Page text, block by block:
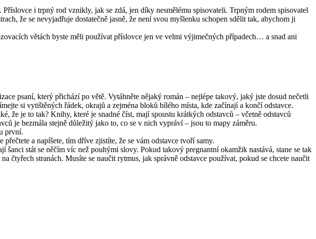
i trpný rod vznikly, jak se zdá, jen díky nesmělému spisovateli. Trpným rodem spisovatel
že se nevyjadřuje dostatečně jasně, že není svou myšlenku schopen sdělit tak, abychom ji
větách byste měli používat příslovce jen ve velmi výjimečných případech… a snad ani
psaní, který přichází po větě. Vytáhněte nějaký román – nejlépe takový, jaký jste dosud nečetli
si vytištěných řádek, okrajů a zejména bloků bílého místa, kde začínají a končí odstavce.
že je to tak? Knihy, které je snadné číst, mají spoustu krátkých odstavců – včetně odstavců
je bezmála stejně důležitý jako to, co se v nich vypráví – jsou to mapy záměru.
první.
a napíšete, tím dříve zjistíte, že se vám odstavce tvoří samy.
stát se něčím víc než pouhými slovy. Pokud takový pregnantní okamžik nastává, stane se tak
čtyřech stranách. Musíte se naučit rytmus, jak správně odstavce používat, pokud se chcete naučit